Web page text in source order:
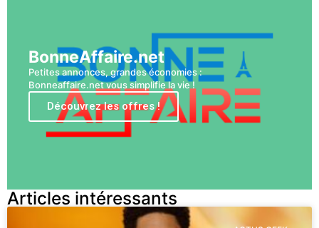
BonneAffaire.net
Petites annonces, grandes économies :
Bonneaffaire.net vous simplifie la vie !
Découvrez les offres !
Articles intéressants